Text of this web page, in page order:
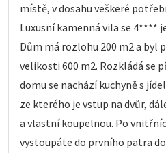
místě, v dosahu veškeré
Luxusní kamenná vila se 4****
Dům má rozlohu 200 m2 a byl
velikosti 600 m2. Rozkládá se
domu se nachází kuchyně s
ze kterého je vstup na dvůr,
a vlastní koupelnou. Po
vystoupáte do prvního patra